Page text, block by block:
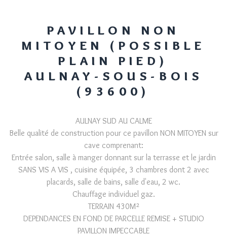
PAVILLON NON
MITOYEN (POSSIBLE
PLAIN PIED)
AULNAY-SOUS-BOIS
(93600)
AULNAY SUD AU CALME
Belle qualité de construction pour ce pavillon NON MITOYEN sur
cave comprenant:
Entrée salon, salle à manger donnant sur la terrasse et le jardin
SANS VIS A VIS , cuisine équipée, 3 chambres dont 2 avec
placards, salle de bains, salle d'eau, 2 wc.
Chauffage individuel gaz.
TERRAIN 430M²
DEPENDANCES EN FOND DE PARCELLE REMISE + STUDIO
PAVILLON IMPECCABLE